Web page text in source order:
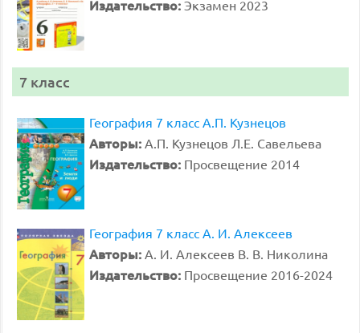
Издательство: Экзамен 2023
7 класс
География 7 класс А.П. Кузнецов
Авторы: А.П. Кузнецов Л.Е. Савельева
Издательство: Просвещение 2014
География 7 класс А. И. Алексеев
Авторы: А. И. Алексеев В. В. Николина
Издательство: Просвещение 2016-2024